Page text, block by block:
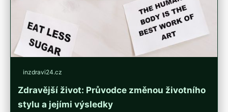
inzdravi24.cz
Zdravější život: Průvodce změnou životního
stylu a jejími výsledky